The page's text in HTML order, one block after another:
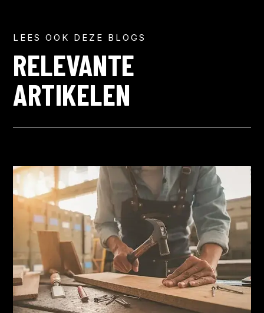
LEES OOK DEZE BLOGS
RELEVANTE
ARTIKELEN